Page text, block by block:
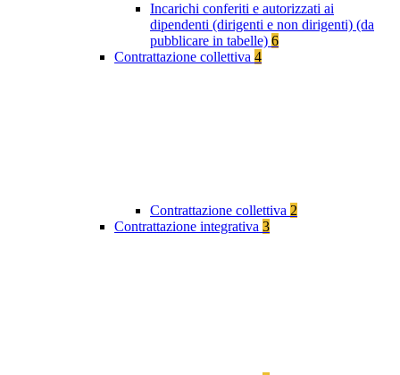
Incarichi conferiti e autorizzati ai
dipendenti (dirigenti e non dirigenti) (da
pubblicare in tabelle) 6
Contrattazione collettiva 4
Contrattazione collettiva 2
Contrattazione integrativa 3